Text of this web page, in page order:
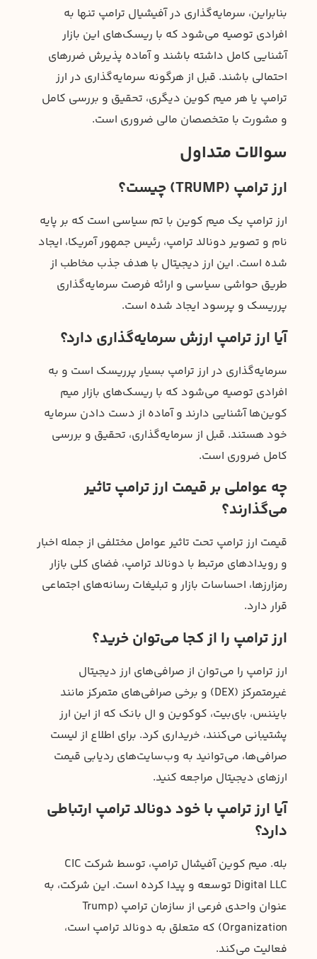
بنابراین، سرمایه‌گذاری در آفیشیال ترامپ تنها به
افرادی توصیه می‌شود که با ریسک‌های این بازار
آشنایی کامل داشته باشند و آماده پذیرش ضررهای
احتمالی باشند. قبل از هرگونه سرمایه‌گذاری در ارز
ترامپ یا هر میم کوین دیگری، تحقیق و بررسی کامل
و مشورت با متخصصان مالی ضروری است.
سوالات متداول
ارز ترامپ (TRUMP) چیست؟
ارز ترامپ یک میم کوین با تم سیاسی است که بر پایه
نام و تصویر دونالد ترامپ، رئیس جمهور آمریکا، ایجاد
شده است. این ارز دیجیتال با هدف جذب مخاطب از
طریق حواشی سیاسی و ارائه فرصت سرمایه‌گذاری
پرریسک و پرسود ایجاد شده است.
آیا ارز ترامپ ارزش سرمایه‌گذاری دارد؟
سرمایه‌گذاری در ارز ترامپ بسیار پرریسک است و به
افرادی توصیه می‌شود که با ریسک‌های بازار میم
کوین‌ها آشنایی دارند و آماده از دست دادن سرمایه
خود هستند. قبل از سرمایه‌گذاری، تحقیق و بررسی
کامل ضروری است.
چه عواملی بر قیمت ارز ترامپ تاثیر
می‌گذارند؟
قیمت ارز ترامپ تحت تاثیر عوامل مختلفی از جمله اخبار
و رویدادهای مرتبط با دونالد ترامپ، فضای کلی بازار
رمزارزها، احساسات بازار و تبلیغات رسانه‌های اجتماعی
قرار دارد.
ارز ترامپ را از کجا می‌توان خرید؟
ارز ترامپ را می‌توان از صرافی‌های ارز دیجیتال
غیرمتمرکز (DEX) و برخی صرافی‌های متمرکز مانند
بایننس، بای‌بیت، کوکوین و ال بانک که از این ارز
پشتیبانی می‌کنند، خریداری کرد. برای اطلاع از لیست
صرافی‌ها، می‌توانید به وب‌سایت‌های ردیابی قیمت
ارزهای دیجیتال مراجعه کنید.
آیا ارز ترامپ با خود دونالد ترامپ ارتباطی
دارد؟
بله. میم کوین آفیشال ترامپ، توسط شرکت CIC
Digital LLC توسعه و پیدا کرده است. این شرکت، به
عنوان واحدی فرعی از سازمان ترامپ (Trump
Organization) که متعلق به دونالد ترامپ است،
فعالیت می‌کند.